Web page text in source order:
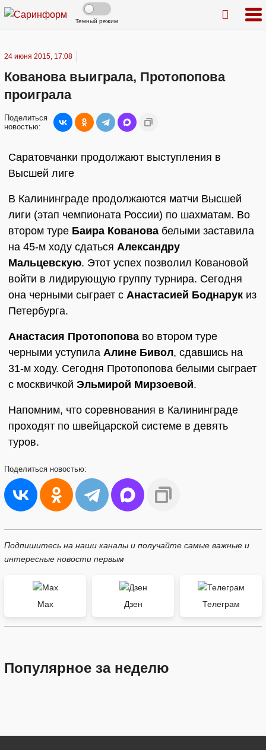
Темный режим
24 июня 2015, 17:08
Кованова выиграла, Протопопова
проиграла
Поделиться
новостью:
Саратовчанки продолжают выступления в
Высшей лиге
В Калининграде продолжаются матчи Высшей
лиги (этап чемпионата России) по шахматам. Во
втором туре Баира Кованова белыми заставила
на 45-м ходу сдаться Александру
Мальцевскую. Этот успех позволил Ковановой
войти в лидирующую группу турнира. Сегодня
она черными сыграет с Анастасией Боднарук из
Петербурга.
Анастасия Протопопова во втором туре
черными уступила Алине Бивол, сдавшись на
31-м ходу. Сегодня Протопопова белыми сыграет
с москвичкой Эльмирой Мирзоевой.
Напомним, что соревнования в Калининграде
проходят по швейцарской системе в девять
туров.
Поделиться новостью:
Подпишитесь на наши каналы и получайте самые важные и
интересные новости первым
Max Дзен Телеграм
Популярное за неделю